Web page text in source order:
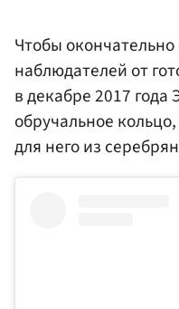
Чтобы окончательно
наблюдателей от
в декабре 2017
обручальное
для него из